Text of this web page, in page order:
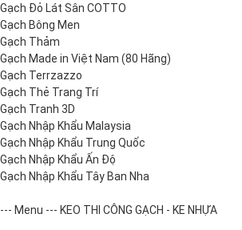
Gạch Đỏ Lát Sân COTTO
Gạch Bông Men
Gạch Thảm
Gạch Made in Việt Nam (80 Hãng)
Gạch Terrzazzo
Gạch Thẻ Trang Trí
Gạch Tranh 3D
Gạch Nhập Khẩu Malaysia
Gạch Nhập Khẩu Trung Quốc
Gạch Nhập Khẩu Ấn Độ
Gạch Nhập Khẩu Tây Ban Nha
--- Menu --- KEO THI CÔNG GẠCH - KE NHỰA